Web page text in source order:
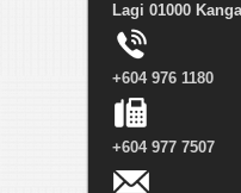
Lagi 01000
+604 976 1180
+604 977 7507